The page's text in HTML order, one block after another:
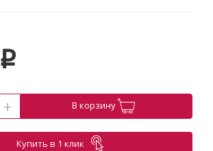
p
+ В корзину
Купить в 1 клик